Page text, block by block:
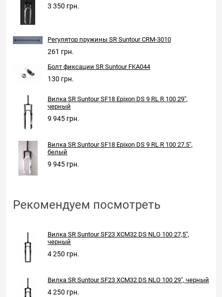
3 350 грн.
Регулятор пружины SR Suntour CRM-3010
261 грн.
Болт фиксации SR Suntour FKA044
130 грн.
Вилка SR Suntour SF18 Epixon DS 9 RL R 100 29",
черный
9 945 грн.
Вилка SR Suntour SF18 Epixon DS 9 RL R 100 27.5",
белый
9 945 грн.
Рекомендуем посмотреть
Вилка SR Suntour SF23 XCM32 DS NLO 100 27,5",
черный
4 250 грн.
Вилка SR Suntour SF23 XCM32 DS NLO 100 29", черный
4 250 грн.